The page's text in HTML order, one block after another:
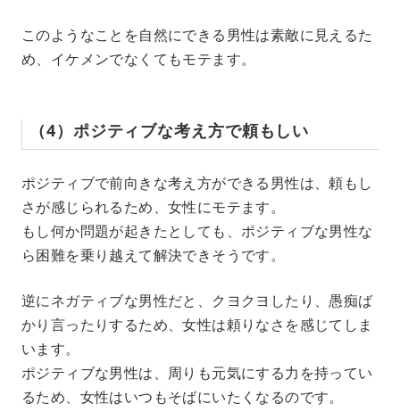
このようなことを自然にできる男性は素敵に見えるた
め、イケメンでなくてもモテます。
（4）ポジティブな考え方で頼もしい
ポジティブで前向きな考え方ができる男性は、頼もし
さが感じられるため、女性にモテます。
もし何か問題が起きたとしても、ポジティブな男性な
ら困難を乗り越えて解決できそうです。
逆にネガティブな男性だと、クヨクヨしたり、愚痴ば
かり言ったりするため、女性は頼りなさを感じてしま
います。
ポジティブな男性は、周りも元気にする力を持ってい
るため、女性はいつもそばにいたくなるのです。